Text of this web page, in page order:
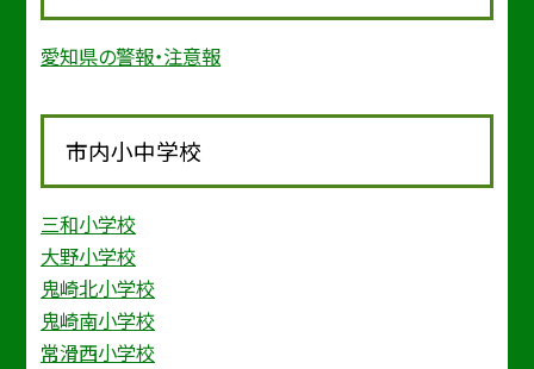
愛知県の警報・注意報
市内小中学校
三和小学校
大野小学校
鬼崎北小学校
鬼崎南小学校
常滑西小学校